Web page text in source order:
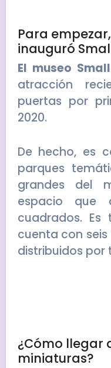
Para
inauguró
El museo
atracción
puertas por
2020.
De hecho, es
parques
grandes del
espacio que
cuadrados. Es
cuenta con
distribuidos por
¿Cómo llegar
miniaturas?